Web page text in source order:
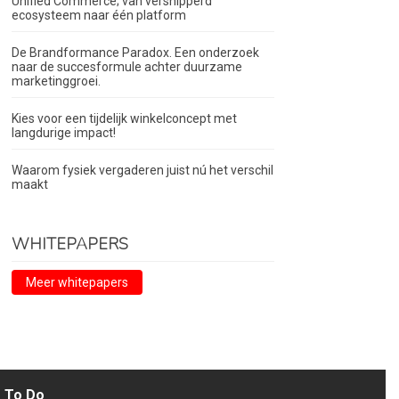
ecosysteem naar één platform
De Brandformance Paradox. Een onderzoek
naar de succesformule achter duurzame
marketinggroei.
Kies voor een tijdelijk winkelconcept met
langdurige impact!
Waarom fysiek vergaderen juist nú het verschil
maakt
WHITEPAPERS
Meer whitepapers
To Do